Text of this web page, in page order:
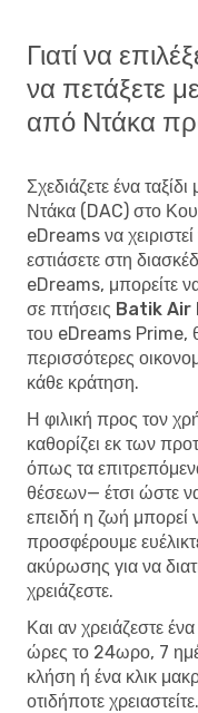
Γιατί να
να πετάξετε
από Ντάκα
Σχεδιάζετε ένα
Ντάκα (DAC) στο
eDreams να
εστιάσετε στη
eDreams, μπορείτε
σε πτήσεις Batik
του eDreams Prime,
περισσότερες
κάθε κράτηση.
Η φιλική προς τον
καθορίζει εκ των
όπως τα
θέσεων— έτσι ώστε
επειδή η ζωή μπορεί
προσφέρουμε
ακύρωσης για να
χρειάζεστε.
Και αν χρειάζεστε
ώρες το 24ωρο, 7
κλήση ή ένα κλικ
οτιδήποτε